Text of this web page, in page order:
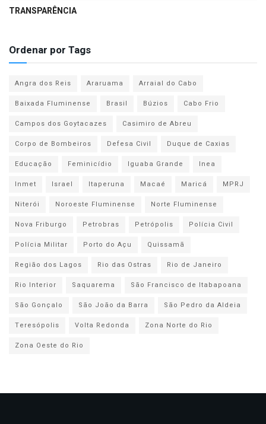
TRANSPARÊNCIA
Ordenar por Tags
Angra dos Reis Araruama
Arraial do Cabo
Baixada Fluminense
Brasil Búzios
Cabo Frio
Campos dos Goytacazes
Casimiro de Abreu
Corpo de Bombeiros
Defesa Civil
Duque de Caxias
Educação
Feminicídio Iguaba Grande
Inea
Inmet
Israel Itaperuna Macaé Maricá
MPRJ
Niterói
Noroeste Fluminense
Norte Fluminense
Nova Friburgo
Petrobras Petrópolis
Polícia Civil
Polícia Militar
Porto do Açu
Quissamã
Região dos Lagos
Rio das Ostras
Rio de Janeiro
Rio Interior
Saquarema
São Francisco de Itabapoana
São Gonçalo
São João da Barra
São Pedro da Aldeia
Teresópolis
Volta Redonda
Zona Norte do Rio
Zona Oeste do Rio